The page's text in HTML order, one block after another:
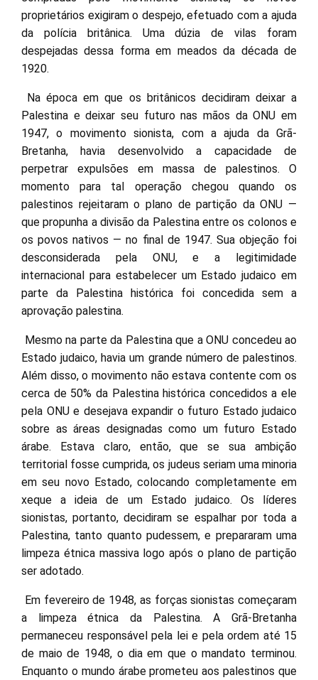
proprietários exigiram o despejo, efetuado com a ajuda
da polícia britânica. Uma dúzia de vilas foram
despejadas dessa forma em meados da década de
1920.
Na época em que os britânicos decidiram deixar a
Palestina e deixar seu futuro nas mãos da ONU em
1947, o movimento sionista, com a ajuda da Grã-
Bretanha, havia desenvolvido a capacidade de
perpetrar expulsões em massa de palestinos. O
momento para tal operação chegou quando os
palestinos rejeitaram o plano de partição da ONU —
que propunha a divisão da Palestina entre os colonos e
os povos nativos — no final de 1947. Sua objeção foi
desconsiderada pela ONU, e a legitimidade
internacional para estabelecer um Estado judaico em
parte da Palestina histórica foi concedida sem a
aprovação palestina.
Mesmo na parte da Palestina que a ONU concedeu ao
Estado judaico, havia um grande número de palestinos.
Além disso, o movimento não estava contente com os
cerca de 50% da Palestina histórica concedidos a ele
pela ONU e desejava expandir o futuro Estado judaico
sobre as áreas designadas como um futuro Estado
árabe. Estava claro, então, que se sua ambição
territorial fosse cumprida, os judeus seriam uma minoria
em seu novo Estado, colocando completamente em
xeque a ideia de um Estado judaico. Os líderes
sionistas, portanto, decidiram se espalhar por toda a
Palestina, tanto quanto pudessem, e prepararam uma
limpeza étnica massiva logo após o plano de partição
ser adotado.
Em fevereiro de 1948, as forças sionistas começaram
a limpeza étnica da Palestina. A Grã-Bretanha
permaneceu responsável pela lei e pela ordem até 15
de maio de 1948, o dia em que o mandato terminou.
Enquanto o mundo árabe prometeu aos palestinos que